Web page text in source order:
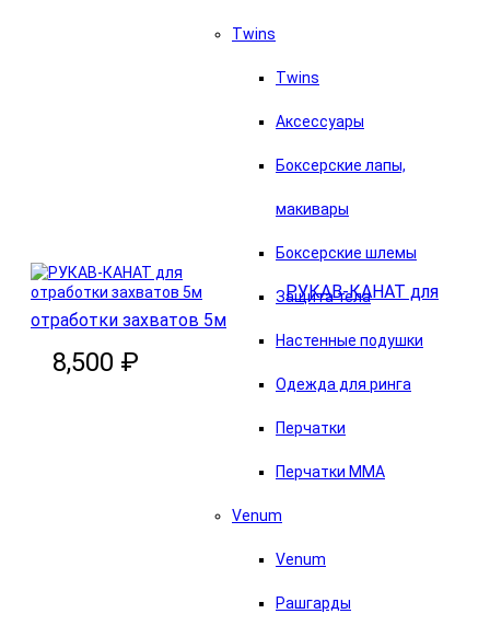
Twins
Twins
Аксессуары
Боксерские лапы,
макивары
Боксерские шлемы
Защита тела
Настенные подушки
Одежда для ринга
Перчатки
Перчатки MMA
Venum
Venum
Рашгарды
РУКАВ-КАНАТ для
отработки захватов 5м
8,500 ₽